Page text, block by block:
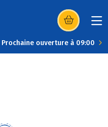
(s’ouvre dans
Prochaine ouverture à 09:00